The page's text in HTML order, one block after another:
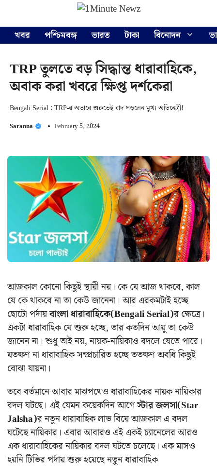
content
খবর
পশ্চিমবঙ্গ ভারত টাকা বিনোদন
TRP তুলতে বড় সিদ্ধান্ত ধারাবাহিকে,
অবাক করা খবরে ক্ষিপ্ত দর্শকেরা
Bengali Serial : TRP-র অভাবে শুরুতেই বাদ পড়লেন মুখ্য অভিনেত্রী!
Saranna February 5, 2024
আজকাল কোনো কিছুই স্থায়ী নয়। কে যে আজ থাকবে, কাল
যে কে থাকবে না তা কেউ জানেনা। আর এরকমটাই হচ্ছে
ছোটো পর্দায়বাংলা ধারাবাহিকে(Bengali Serial)র ক্ষেত্রে।
একটা ধারাবাহিক যে শুরু হচ্ছে, তার কতদিন আয়ু তা কেউ
জানেন না। শুধু তাই নয়, নায়ক-নায়িকাও বদলে যেতে পারে।
যতক্ষণ না ধারাবাহিক সম্প্রচারিত হচ্ছে ততক্ষণ অবধি কিছুই
বোঝা যায়না।
তবে বর্তমানে আবার মাঝপথেও ধারাবাহিকের নায়ক নায়িকার
বদল ঘটছে। এই যেমন কয়েকদিন আগেস্টার জলসা(Star
Jalsha)র নতুন ধারাবাহিক লাভ বিয়ে আজকাল এ বদল
ঘটেছে নায়িকার। এবার আবারও এই একই চ্যানেলের আরও
এক ধারাবাহিকের নায়িকার বদল ঘটতে চলেছে। এক মাসও
হয়নি টিভির পর্দায় শুরু হয়েছে নতুন ধারাবাহিক